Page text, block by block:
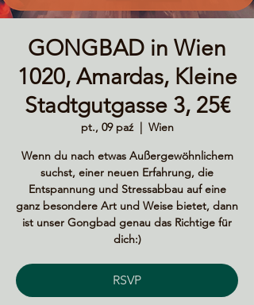
GONGBAD in Wien
1020, Amardas, Kleine
Stadtgutgasse 3, 25€
pt., 09 paź
  |
Wien
Wenn du nach etwas Außergewöhnlichem
suchst, einer neuen Erfahrung, die
Entspannung und Stressabbau auf eine
ganz besondere Art und Weise bietet, dann
ist unser Gongbad genau das Richtige für
dich:)
RSVP